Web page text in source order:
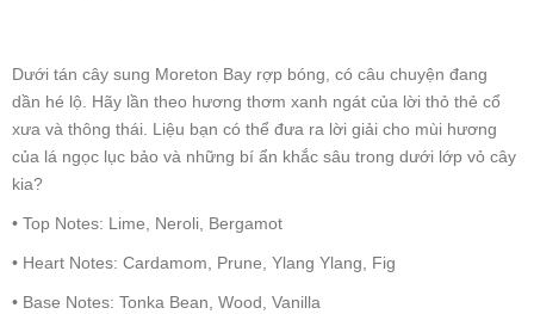
Dưới tán cây sung Moreton Bay rợp bóng, có câu chuyện đang
dần hé lộ. Hãy lần theo hương thơm xanh ngát của lời thỏ thẻ cổ
xưa và thông thái. Liệu bạn có thể đưa ra lời giải cho mùi hương
của lá ngọc lục bảo và những bí ẩn khắc sâu trong dưới lớp vỏ cây
kia?
• Top Notes: Lime, Neroli, Bergamot
• Heart Notes: Cardamom, Prune, Ylang Ylang, Fig
• Base Notes: Tonka Bean, Wood, Vanilla